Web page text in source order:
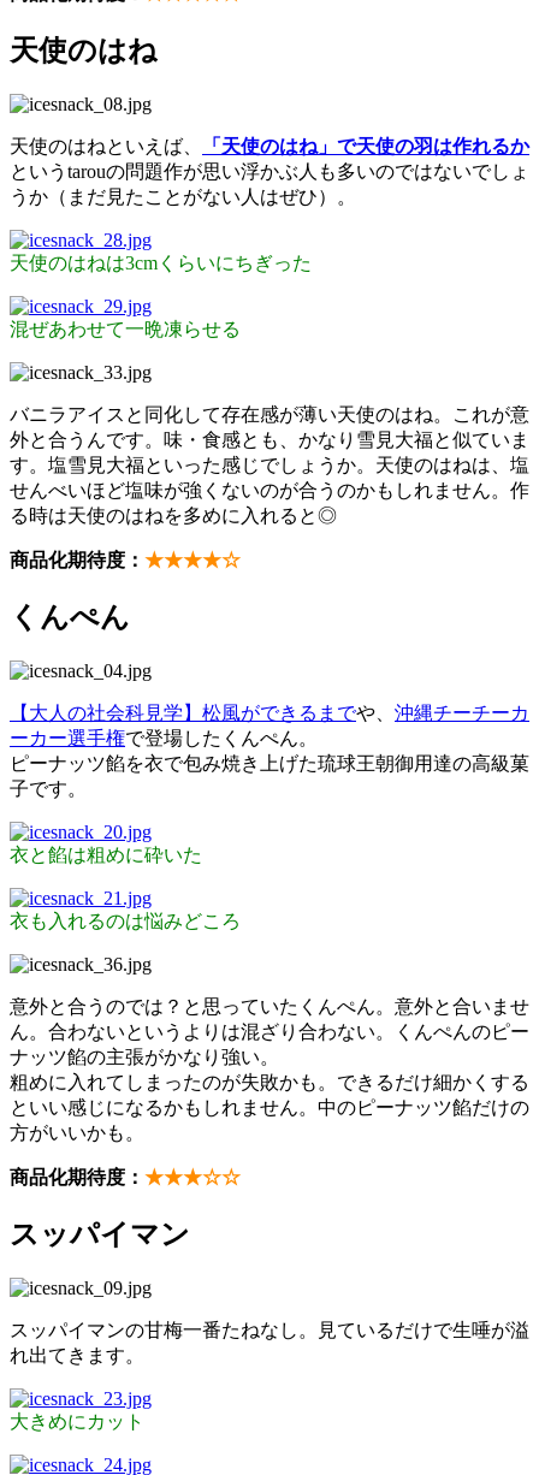
天使のはね
天使のはねといえば、
「天使のはね」で天使の羽は作れるか
というtarouの問題作が思い浮かぶ人も多いのではないでしょ
うか（まだ見たことがない人はぜひ）。
天使のはねは3cmくらいにちぎった
混ぜあわせて一晩凍らせる
バニラアイスと同化して存在感が薄い天使のはね。これが意
外と合うんです。味・食感とも、かなり雪見大福と似ていま
す。塩雪見大福といった感じでしょうか。天使のはねは、塩
せんべいほど塩味が強くないのが合うのかもしれません。作
る時は天使のはねを多めに入れると◎
商品化期待度： ★★★★☆
くんぺん
【大人の社会科見学】松風ができるまでや、 沖縄チーチーカ
ーカー選手権で登場したくんぺん。
ピーナッツ餡を衣で包み焼き上げた琉球王朝御用達の高級菓
子です。
衣と餡は粗めに砕いた
衣も入れるのは悩みどころ
意外と合うのでは？と思っていたくんぺん。意外と合いませ
ん。合わないというよりは混ざり合わない。くんぺんのピー
ナッツ餡の主張がかなり強い。
粗めに入れてしまったのが失敗かも。できるだけ細かくする
といい感じになるかもしれません。中のピーナッツ餡だけの
方がいいかも。
商品化期待度： ★★★☆☆
スッパイマン
スッパイマンの甘梅一番たねなし。見ているだけで生唾が溢
れ出てきます。
大きめにカット